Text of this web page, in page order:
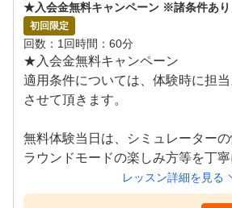
★入会金無料キャンペーン ※諸条件あり
初回限定
回数 1回時間 60分
★入会金無料キャンペーン
適用条件については、体験時に担
させて頂きます。
無料体験当日は、シミュレーターの
ラウンドモードの楽しみ方等を丁
クラブのお貸出しも無料で行って
レッスン詳細を見る